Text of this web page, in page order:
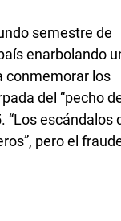
semestre de
enarbolando
conmemorar los
del “pecho
“Los escándalos
pero el